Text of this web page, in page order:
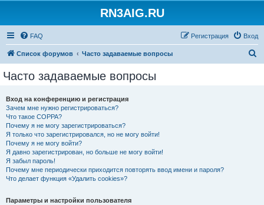
RN3AIG.RU
FAQ Вход
Регистрация
Список форумов Часто задаваемые вопросы
Часто задаваемые вопросы
Вход на конференцию и регистрация
Зачем мне нужно регистрироваться?
Что такое COPPA?
Почему я не могу зарегистрироваться?
Я только что зарегистрировался, но не могу войти!
Почему я не могу войти?
Я давно зарегистрирован, но больше не могу войти!
Я забыл пароль!
Почему мне периодически приходится повторять ввод имени и пароля?
Что делает функция «Удалить cookies»?
Параметры и настройки пользователя